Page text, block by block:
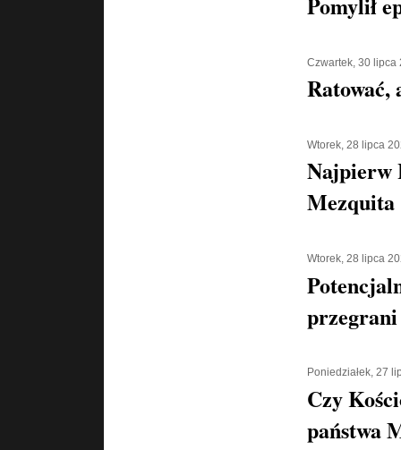
Czwartek, 30 lipca
Ratować,
Wtorek, 28 lipca
Najpierw
Wtorek, 28 lipca
przegrani
Poniedziałek, 27
Czy
państwa